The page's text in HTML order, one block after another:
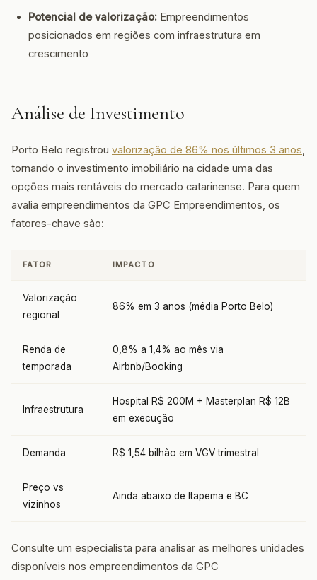
Potencial de valorização: Empreendimentos
posicionados em regiões com infraestrutura em
crescimento
Análise de Investimento
Porto Belo registrou valorização de 86% nos últimos 3 anos,
tornando o investimento imobiliário na cidade uma das
opções mais rentáveis do mercado catarinense. Para quem
avalia empreendimentos da GPC Empreendimentos, os
fatores-chave são:
FATOR IMPACTO
Valorização
regional
86% em 3 anos (média Porto Belo)
Renda de
temporada
0,8% a 1,4% ao mês via
Airbnb/Booking
Infraestrutura
Hospital R$ 200M + Masterplan R$ 12B
em execução
Demanda R$ 1,54 bilhão em VGV trimestral
Preço vs
vizinhos
Ainda abaixo de Itapema e BC
Consulte um especialista para analisar as melhores unidades
disponíveis nos empreendimentos da GPC